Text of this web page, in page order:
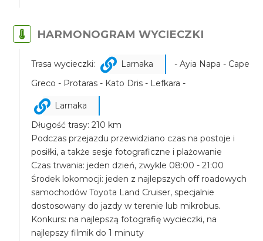
HARMONOGRAM WYCIECZKI
Trasa wycieczki: Larnaka
- Ayia Napa - Cape
Greco - Protaras - Kato Dris - Lefkara -
Larnaka
Długość trasy: 210 km
Podczas przejazdu przewidziano czas na postoje i
posiłki, a także sesje fotograficzne i plażowanie
Czas trwania: jeden dzień, zwykle 08:00 - 21:00
Środek lokomocji: jeden z najlepszych off roadowych
samochodów Toyota Land Cruiser, specjalnie
dostosowany do jazdy w terenie lub mikrobus.
Konkurs: na najlepszą fotografię wycieczki, na
najlepszy filmik do 1 minuty